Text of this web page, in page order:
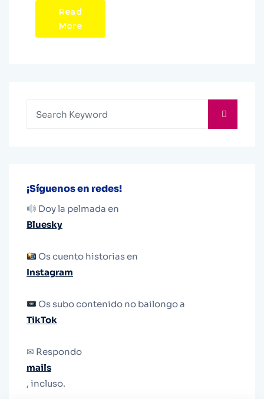
Read
More
¡Síguenos en redes!
Doy la pelmada en
Bluesky
Os cuento historias en
Instagram
Os subo contenido no bailongo a
TikTok
✉ Respondo
mails
, incluso.